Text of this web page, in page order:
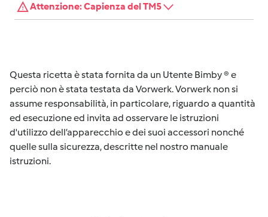
Attenzione: Capienza del TM5
Questa ricetta è stata fornita da un Utente Bimby ® e
perciò non è stata testata da Vorwerk. Vorwerk non si
assume responsabilità, in particolare, riguardo a quantità
ed esecuzione ed invita ad osservare le istruzioni
d'utilizzo dell’apparecchio e dei suoi accessori nonché
quelle sulla sicurezza, descritte nel nostro manuale
istruzioni.